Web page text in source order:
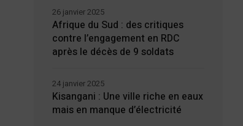
Afrique du Sud : des critiques
contre l’engagement en RDC
après le décès de 9 soldats
26 janvier 2025
Kisangani : Une ville riche en eaux
mais en manque d’électricité
24 janvier 2025